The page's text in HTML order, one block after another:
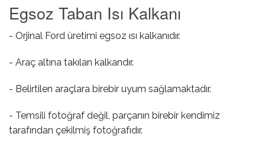
Egsoz Taban Isı Kalkanı
- Orjinal Ford üretimi egsoz ısı kalkanıdır.
- Araç altına takılan kalkandır.
- Belirtilen araçlara birebir uyum sağlamaktadır.
- Temsili fotoğraf değil, parçanın birebir kendimiz
tarafından çekilmiş fotoğrafıdır.